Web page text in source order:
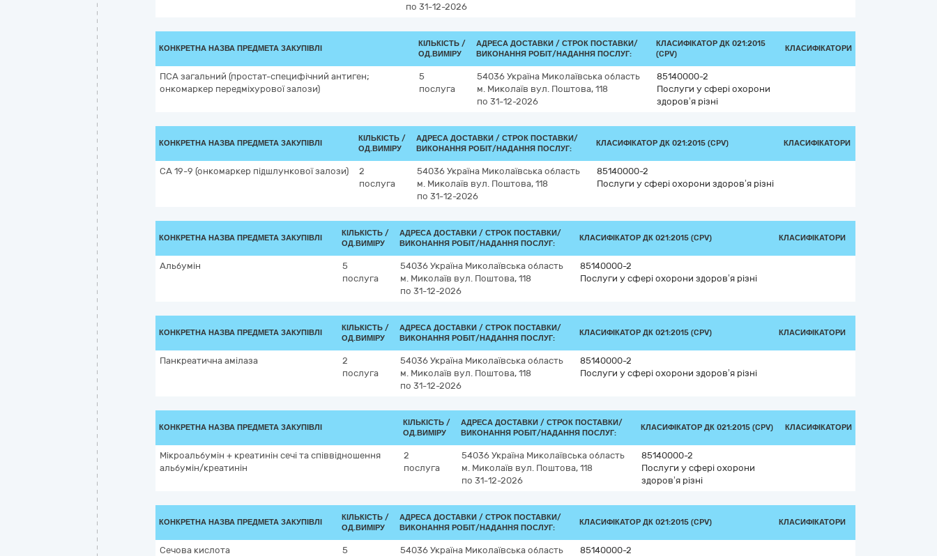
по 31-12-2026
КОНКРЕТНА НАЗВА ПРЕДМЕТА ЗАКУПІВЛІ
КІЛЬКІСТЬ /
ОД.ВИМІРУ
АДРЕСА ДОСТАВКИ / СТРОК ПОСТАВКИ/
ВИКОНАННЯ РОБІТ/НАДАННЯ ПОСЛУГ:
КЛАСИФІКАТОР ДК 021:2015
(CPV)
КЛАСИФІКАТОРИ
ПСА загальний (простат-специфічний антиген;
онкомаркер передміхурової залози)
5
послуга
54036 Україна Миколаївська область
м. Миколаїв вул. Поштова, 118
по 31-12-2026
85140000-2
Послуги у сфері охорони
здоров’я різні
КОНКРЕТНА НАЗВА ПРЕДМЕТА ЗАКУПІВЛІ
КІЛЬКІСТЬ /
ОД.ВИМІРУ
АДРЕСА ДОСТАВКИ / СТРОК ПОСТАВКИ/
ВИКОНАННЯ РОБІТ/НАДАННЯ ПОСЛУГ:
КЛАСИФІКАТОР ДК 021:2015 (CPV) КЛАСИФІКАТОРИ
СА 19-9 (онкомаркер підшлункової залози)
2
послуга
54036 Україна Миколаївська область
м. Миколаїв вул. Поштова, 118
по 31-12-2026
85140000-2
Послуги у сфері охорони здоров’я різні
КОНКРЕТНА НАЗВА ПРЕДМЕТА ЗАКУПІВЛІ
КІЛЬКІСТЬ /
ОД.ВИМІРУ
АДРЕСА ДОСТАВКИ / СТРОК ПОСТАВКИ/
ВИКОНАННЯ РОБІТ/НАДАННЯ ПОСЛУГ:
КЛАСИФІКАТОР ДК 021:2015 (CPV) КЛАСИФІКАТОРИ
Альбумін
5
послуга
54036 Україна Миколаївська область
м. Миколаїв вул. Поштова, 118
по 31-12-2026
85140000-2
Послуги у сфері охорони здоров’я різні
КОНКРЕТНА НАЗВА ПРЕДМЕТА ЗАКУПІВЛІ
КІЛЬКІСТЬ /
ОД.ВИМІРУ
АДРЕСА ДОСТАВКИ / СТРОК ПОСТАВКИ/
ВИКОНАННЯ РОБІТ/НАДАННЯ ПОСЛУГ:
КЛАСИФІКАТОР ДК 021:2015 (CPV) КЛАСИФІКАТОРИ
Панкреатична амілаза
2
послуга
54036 Україна Миколаївська область
м. Миколаїв вул. Поштова, 118
по 31-12-2026
85140000-2
Послуги у сфері охорони здоров’я різні
КОНКРЕТНА НАЗВА ПРЕДМЕТА ЗАКУПІВЛІ
КІЛЬКІСТЬ /
ОД.ВИМІРУ
АДРЕСА ДОСТАВКИ / СТРОК ПОСТАВКИ/
ВИКОНАННЯ РОБІТ/НАДАННЯ ПОСЛУГ:
КЛАСИФІКАТОР ДК 021:2015 (CPV) КЛАСИФІКАТОРИ
Мікроальбумін + креатинін сечі та співвідношення
альбумін/креатинін
2
послуга
54036 Україна Миколаївська область
м. Миколаїв вул. Поштова, 118
по 31-12-2026
85140000-2
Послуги у сфері охорони
здоров’я різні
КОНКРЕТНА НАЗВА ПРЕДМЕТА ЗАКУПІВЛІ
КІЛЬКІСТЬ /
ОД.ВИМІРУ
АДРЕСА ДОСТАВКИ / СТРОК ПОСТАВКИ/
ВИКОНАННЯ РОБІТ/НАДАННЯ ПОСЛУГ:
КЛАСИФІКАТОР ДК 021:2015 (CPV) КЛАСИФІКАТОРИ
Сечова кислота
5
54036 Україна Миколаївська область
85140000-2